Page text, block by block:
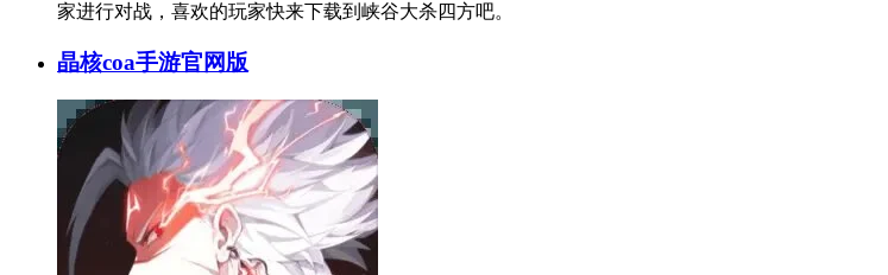
家进行对战，喜欢的玩家快来下载到峡谷大杀四方吧。
晶核coa手游官网版